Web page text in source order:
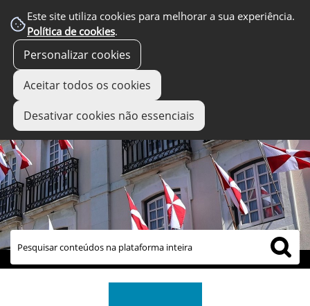
Este site utiliza cookies para melhorar a sua experiência.
Política de cookies.
Personalizar cookies
Aceitar todos os cookies
Desativar cookies não essenciais
links úteis